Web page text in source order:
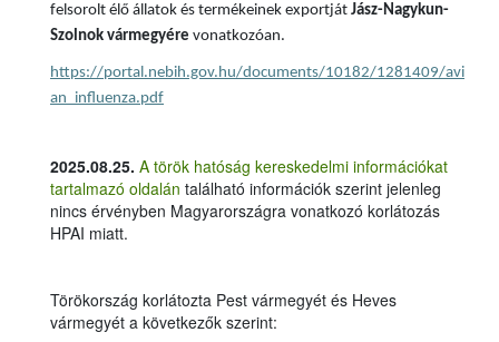
felsorolt élő állatok és termékeinek exportját Jász-Nagykun-
Szolnok vármegyére vonatkozóan.
https://portal.nebih.gov.hu/documents/10182/1281409/avi
an_influenza.pdf
2025.08.25. A török hatóság kereskedelmi információkat
tartalmazó oldalán található információk szerint jelenleg
nincs érvényben Magyarországra vonatkozó korlátozás
HPAI miatt.
Törökország korlátozta Pest vármegyét és Heves
vármegyét a következők szerint: